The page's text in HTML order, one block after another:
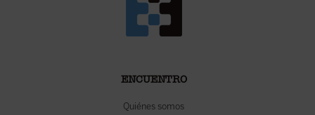
ENCUENTRO
Quiénes somos